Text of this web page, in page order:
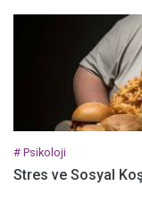
# Psikoloji
Stres ve Sosyal